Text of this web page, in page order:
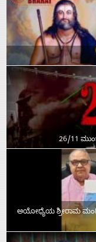
26/11
ಅಯೋಧ್ಯೆಯ ಶ್ರೀರಾಮ